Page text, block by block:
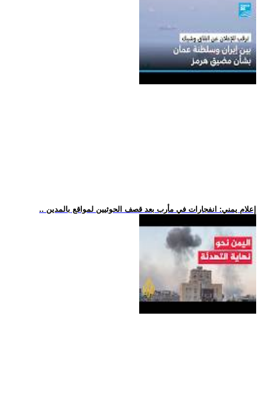
.. إعلام يمني: انفجارات في مأرب بعد قصف الحوثيين لمواقع بالمدين